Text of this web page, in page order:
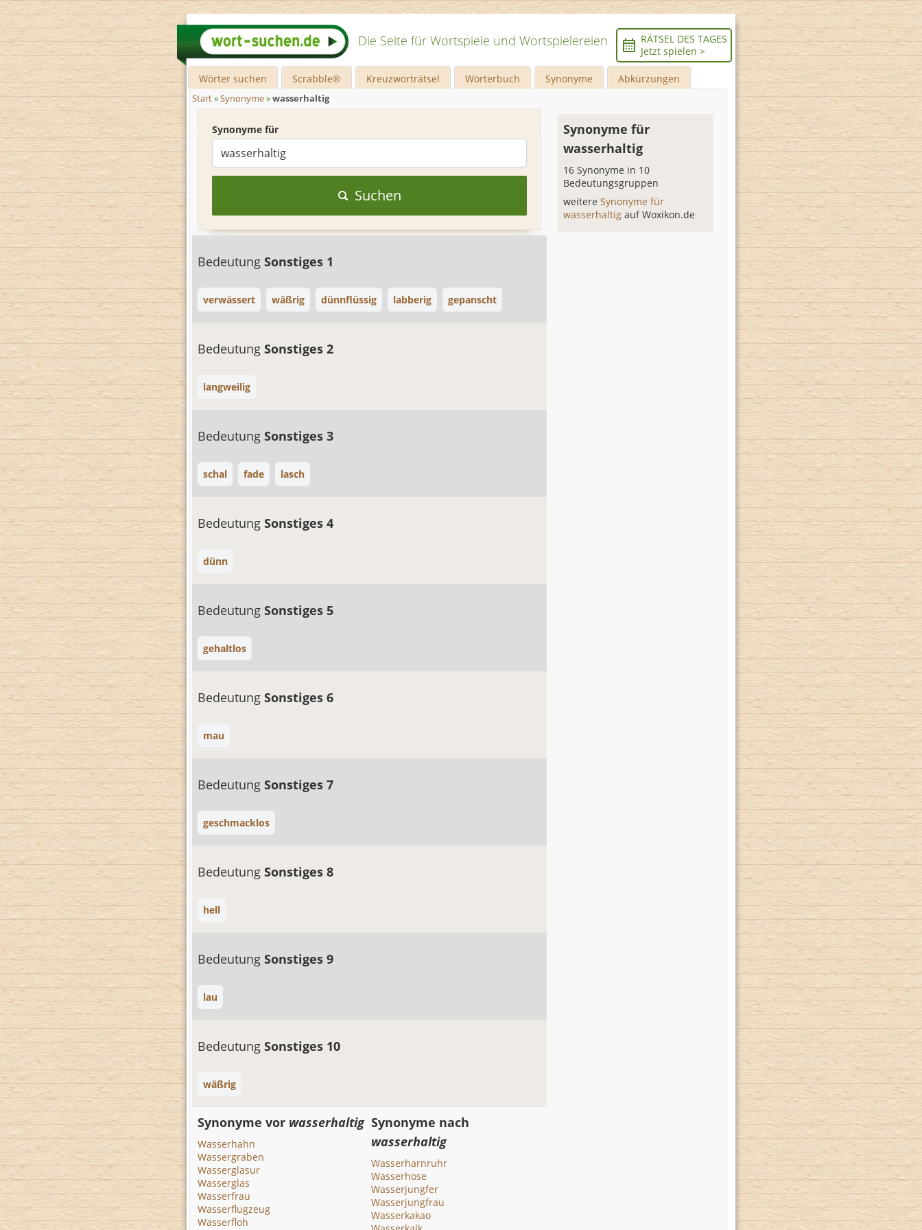
Die Seite für Wortspiele und Wortspielereien
RÄTSEL DES TAGES
Jetzt spielen >
Wörter suchen Scrabble® Kreuzworträtsel Wörterbuch Synonyme Abkürzungen
Start»Synonyme»wasserhaltig
Synonyme für
Suchen
Bedeutung Sonstiges 1
verwässert wäßrig dünnflüssig labberig gepanscht
Bedeutung Sonstiges 2
langweilig
Bedeutung Sonstiges 3
schal fade lasch
Bedeutung Sonstiges 4
dünn
Bedeutung Sonstiges 5
gehaltlos
Bedeutung Sonstiges 6
mau
Bedeutung Sonstiges 7
geschmacklos
Bedeutung Sonstiges 8
hell
Bedeutung Sonstiges 9
lau
Bedeutung Sonstiges 10
wäßrig
Synonyme für
wasserhaltig
16 Synonyme in 10
Bedeutungsgruppen
weitereSynonyme für
wasserhaltigauf Woxikon.de
Synonyme vor wasserhaltig
Wasserhahn
Wassergraben
Wasserglasur
Wasserglas
Wasserfrau
Wasserflugzeug
Wasserfloh
Synonyme nach
wasserhaltig
Wasserharnruhr
Wasserhose
Wasserjungfer
Wasserjungfrau
Wasserkakao